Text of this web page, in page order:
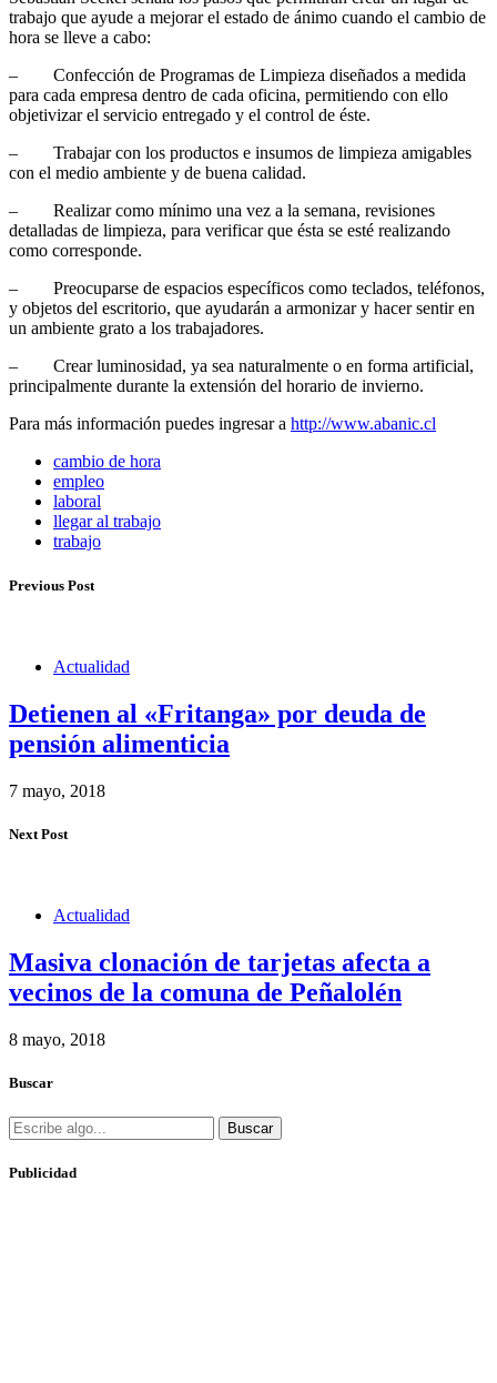
trabajo que ayude a mejorar el estado de ánimo cuando el cambio de
hora se lleve a cabo:
– Confección de Programas de Limpieza diseñados a medida
para cada empresa dentro de cada oficina, permitiendo con ello
objetivizar el servicio entregado y el control de éste.
– Trabajar con los productos e insumos de limpieza amigables
con el medio ambiente y de buena calidad.
– Realizar como mínimo una vez a la semana, revisiones
detalladas de limpieza, para verificar que ésta se esté realizando
como corresponde.
– Preocuparse de espacios específicos como teclados, teléfonos,
y objetos del escritorio, que ayudarán a armonizar y hacer sentir en
un ambiente grato a los trabajadores.
– Crear luminosidad, ya sea naturalmente o en forma artificial,
principalmente durante la extensión del horario de invierno.
Para más información puedes ingresar a http://www.abanic.cl
cambio de hora
empleo
laboral
llegar al trabajo
trabajo
Previous Post
Actualidad
Detienen al «Fritanga» por deuda de
pensión alimenticia
7 mayo, 2018
Next Post
Actualidad
Masiva clonación de tarjetas afecta a
vecinos de la comuna de Peñalolén
8 mayo, 2018
Buscar
Buscar
Publicidad